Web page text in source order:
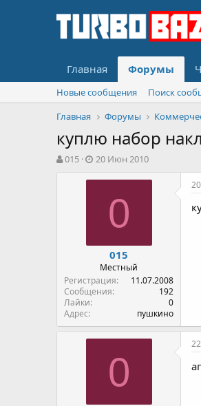
Главная Форумы
Новые сообщения
Поиск
Главная
Форумы
куплю набор
А
015
Д
т
а
20 Июн 2010
0
015
Местный
Регистрация
11.07.2008
Сообщения
192
Лайки
0
Адрес
пушкино
0